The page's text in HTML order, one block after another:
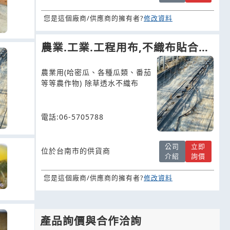
您是這個廠商/供應商的擁有者?修改資料
農業.工業.工程用布,不織布貼合上
農業用(哈密瓜、各種瓜類、番茄
等等農作物) 除草透水不織布
電話:06-5705788
位於台南市的供貨商
公司
介紹
立即
詢價
您是這個廠商/供應商的擁有者?修改資料
產品詢價與合作洽詢